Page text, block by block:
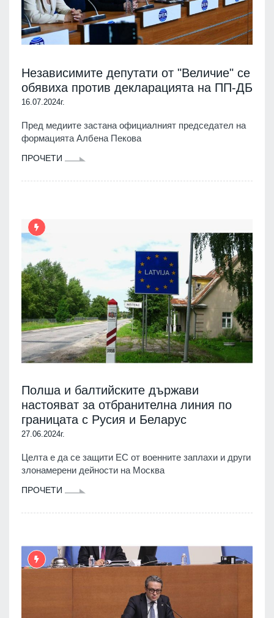
Независимите депутати от "Величие" се
обявиха против декларацията на ПП-ДБ
16.07.2024г.
Пред медиите застана официалният председател на
формацията Албена Пекова
ПРОЧЕТИ
Полша и балтийските държави
настояват за отбранителна линия по
границата с Русия и Беларус
27.06.2024г.
Целта е да се защити ЕС от военните заплахи и други
злонамерени дейности на Москва
ПРОЧЕТИ